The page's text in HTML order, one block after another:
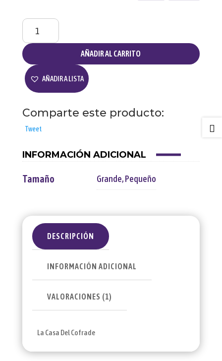
Llamador
Cristo
de
las
Tres
Caídas
cantidad
AÑADIR AL CARRITO
AÑADIR A LISTA
Comparte este producto:
Tweet
INFORMACIÓN ADICIONAL
Tamaño Grande,Pequeño
DESCRIPCIÓN
INFORMACIÓN ADICIONAL
VALORACIONES (1)
La Casa Del Cofrade
